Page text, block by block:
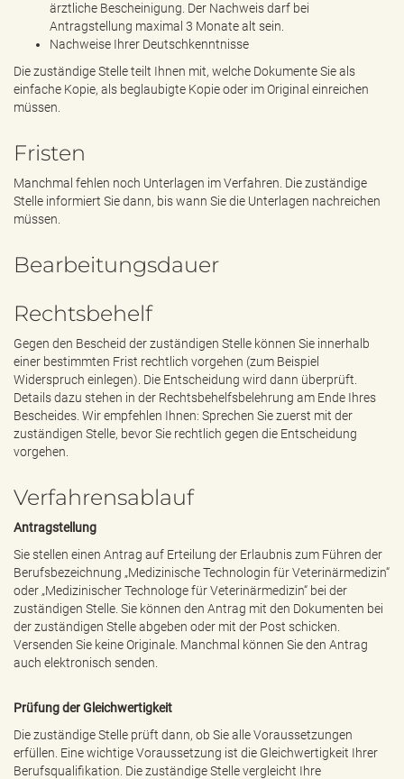
ärztliche Bescheinigung. Der Nachweis darf bei
Antragstellung maximal 3 Monate alt sein.
Nachweise Ihrer Deutschkenntnisse
Die zuständige Stelle teilt Ihnen mit, welche Dokumente Sie als
einfache Kopie, als beglaubigte Kopie oder im Original einreichen
müssen.
Fristen
Manchmal fehlen noch Unterlagen im Verfahren. Die zuständige
Stelle informiert Sie dann, bis wann Sie die Unterlagen nachreichen
müssen.
Bearbeitungsdauer
Rechtsbehelf
Gegen den Bescheid der zuständigen Stelle können Sie innerhalb
einer bestimmten Frist rechtlich vorgehen (zum Beispiel
Widerspruch einlegen). Die Entscheidung wird dann überprüft.
Details dazu stehen in der Rechtsbehelfsbelehrung am Ende Ihres
Bescheides. Wir empfehlen Ihnen: Sprechen Sie zuerst mit der
zuständigen Stelle, bevor Sie rechtlich gegen die Entscheidung
vorgehen.
Verfahrensablauf
Antragstellung
Sie stellen einen Antrag auf Erteilung der Erlaubnis zum Führen der
Berufsbezeichnung „Medizinische Technologin für Veterinärmedizin“
oder „Medizinischer Technologe für Veterinärmedizin“ bei der
zuständigen Stelle. Sie können den Antrag mit den Dokumenten bei
der zuständigen Stelle abgeben oder mit der Post schicken.
Versenden Sie keine Originale. Manchmal können Sie den Antrag
auch elektronisch senden.
Prüfung der Gleichwertigkeit
Die zuständige Stelle prüft dann, ob Sie alle Voraussetzungen
erfüllen. Eine wichtige Voraussetzung ist die Gleichwertigkeit Ihrer
Berufsqualifikation. Die zuständige Stelle vergleicht Ihre